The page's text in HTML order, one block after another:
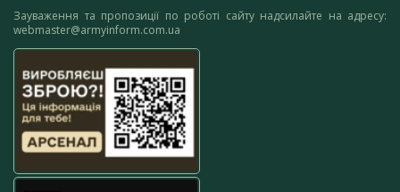
Зауваження та пропозиції по роботі сайту надсилайте на адресу:
webmaster@armyinform.com.ua